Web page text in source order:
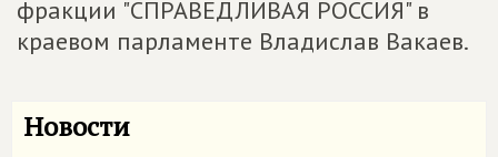
фракции "СПРАВЕДЛИВАЯ РОССИЯ" в
краевом парламенте Владислав Вакаев.
Новости